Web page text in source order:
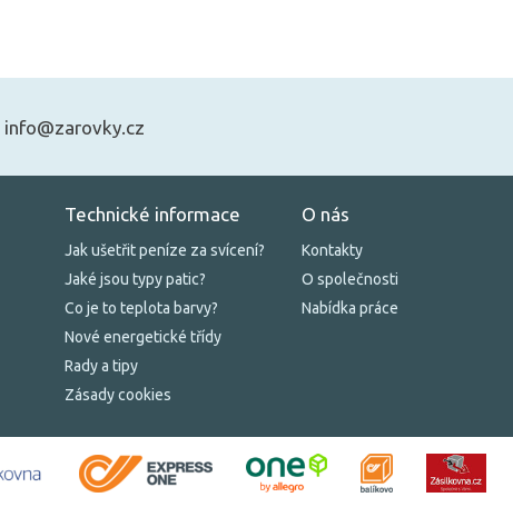
info@zarovky.cz
Technické informace
Jak ušetřit peníze za svícení?
Jaké jsou typy patic?
Co je to teplota barvy?
Nové energetické třídy
Rady a tipy
Zásady cookies
O nás
Kontakty
O společnosti
Nabídka práce